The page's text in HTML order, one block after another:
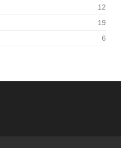
12
19
6